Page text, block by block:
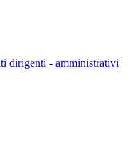
dirigenti - amministrativi